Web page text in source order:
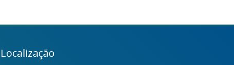
Localização